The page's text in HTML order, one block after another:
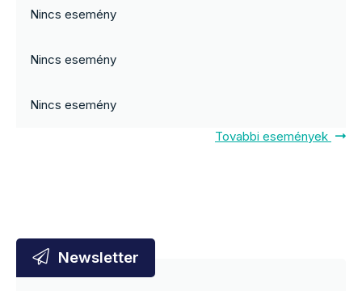
Nincs esemény
Nincs esemény
Nincs esemény
Tovabbi események
Newsletter